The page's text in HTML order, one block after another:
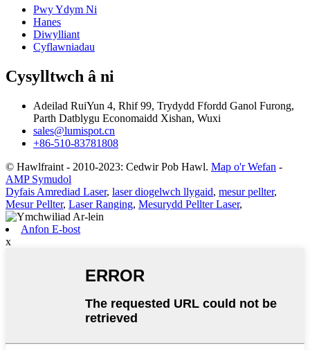
Pwy Ydym Ni
Hanes
Diwylliant
Cyflawniadau
Cysylltwch â ni
Adeilad RuiYun 4, Rhif 99, Trydydd Ffordd Ganol Furong,
Parth Datblygu Economaidd Xishan, Wuxi
sales@lumispot.cn
+86-510-83781808
© Hawlfraint - 2010-2023: Cedwir Pob Hawl. Map o'r Wefan -
AMP Symudol
Dyfais Amrediad Laser, laser diogelwch llygaid, mesur pellter,
Mesur Pellter, Laser Ranging, Mesurydd Pellter Laser,
Anfon E-bost
x